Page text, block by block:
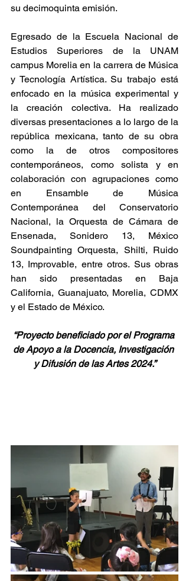
su decimoquinta emisión.
Egresado de la Escuela Nacional de
Estudios Superiores de la UNAM
campus Morelia en la carrera de Música
y Tecnología Artística. Su trabajo está
enfocado en la música experimental y
la creación colectiva. Ha realizado
diversas presentaciones a lo largo de la
república mexicana, tanto de su obra
como la de otros compositores
contemporáneos, como solista y en
colaboración con agrupaciones como
en Ensamble de Música
Contemporánea del Conservatorio
Nacional, la Orquesta de Cámara de
Ensenada, Sonidero 13, México
Soundpainting Orquesta, Shilti, Ruido
13, Improvable, entre otros. Sus obras
han sido presentadas en Baja
California, Guanajuato, Morelia, CDMX
y el Estado de México.
“Proyecto beneficiado por el Programa
de Apoyo a la Docencia, Investigación
y Difusión de las Artes 2024.”